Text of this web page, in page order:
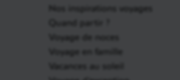
Nos inspirations voyages
Quand partir ?
Voyage de noces
Voyage en famille
Vacances au soleil